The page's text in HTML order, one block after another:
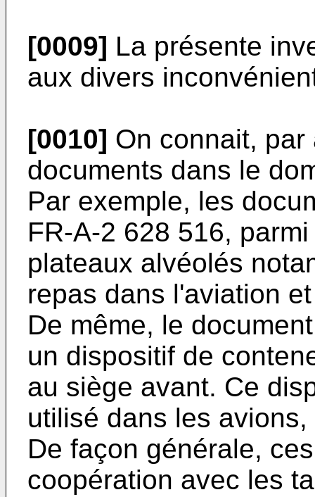
[0009] La présente
aux divers
[0010] On connait,
documents dans le
Par exemple, les
FR-A-2 628 516,
plateaux alvéolés
repas dans l'aviation
De même, le
un dispositif de
au siège avant. Ce
utilisé dans les
De façon générale,
coopération avec les